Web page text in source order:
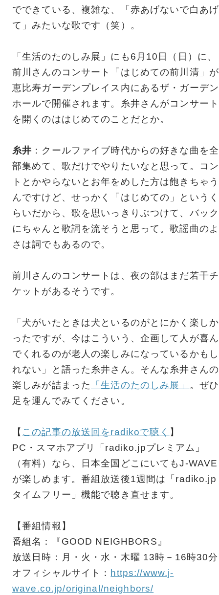
でできている、複雑な、「赤あげないで白あげ
て」みたいな歌です（笑）。
「生活のたのしみ展」にも6月10日（日）に、
前川さんのコンサート「はじめての前川清」が
恵比寿ガーデンプレイス内にあるザ・ガーデン
ホールで開催されます。糸井さんがコンサート
を開くのははじめてのことだとか。
糸井 ：クールファイブ時代からの好きな曲を全
部集めて、歌だけでやりたいなと思って。コン
トとかやらないとお年をめした方は飽きちゃう
んですけど、せっかく「はじめての」というく
らいだから、歌を思いっきりぶつけて、バック
にちゃんと歌詞を流そうと思って。歌謡曲のよ
さは詞でもあるので。
前川さんのコンサートは、夜の部はまだ若干チ
ケットがあるそうです。
「犬がいたときは犬といるのがとにかく楽しか
ったですが、今はこういう、企画して人が喜ん
でくれるのが老人の楽しみになっているかもし
れない」と語った糸井さん。そんな糸井さんの
楽しみが詰まった
「生活のたのしみ展」
。ぜひ
足を運んでみてください。
【 この記事の放送回をradikoで聴く 】
PC・スマホアプリ「radiko.jpプレミアム」
（有料）なら、日本全国どこにいてもJ-WAVE
が楽しめます。番組放送後1週間は「radiko.jp
タイムフリー」機能で聴き直せます。
【番組情報】
番組名：『GOOD NEIGHBORS』
放送日時：月・火・水・木曜 13時－16時30分
オフィシャルサイト： https://www.j-
wave.co.jp/original/neighbors/